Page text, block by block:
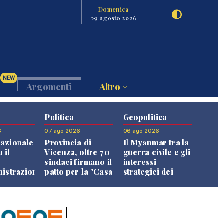
Domenica
09 agosto 2026
NEW
Argomenti Altro
il
Politica
07 ago 2026
Provincia di
Vicenza, oltre 70
sindaci firmano il
patto per la "Casa
Geopolitica
06 ago 2026
Il Myanmar tra la
guerra civile e gli
interessi
strategici dei